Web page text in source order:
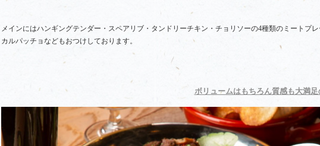
メインにはハンギングテンダー・スペアリブ・タンドリーチキン・チョリソーの4種類のミートプ
カルパッチョなどもおつけしております。
ボリュームはもちろん質感も大満足